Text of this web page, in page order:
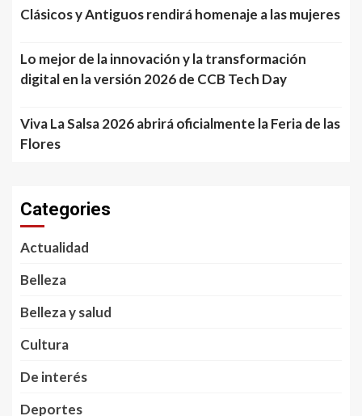
Clásicos y Antiguos rendirá homenaje a las mujeres
Lo mejor de la innovación y la transformación
digital en la versión 2026 de CCB Tech Day
Viva La Salsa 2026 abrirá oficialmente la Feria de las
Flores
Categories
Actualidad
Belleza
Belleza y salud
Cultura
De interés
Deportes